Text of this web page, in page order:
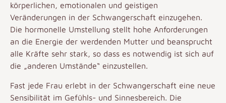
körperlichen, emotionalen und geistigen
Veränderungen in der Schwangerschaft einzugehen.
Die hormonelle Umstellung stellt hohe Anforderungen
an die Energie der werdenden Mutter und beansprucht
alle Kräfte sehr stark, so dass es notwendig ist sich auf
die „anderen Umstände“ einzustellen.
Fast jede Frau erlebt in der Schwangerschaft eine neue
Sensibilität im Gefühls- und Sinnesbereich. Die